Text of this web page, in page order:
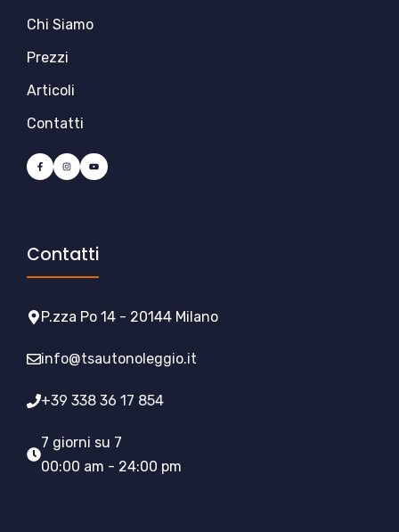
Chi Siamo
Prezzi
Articoli
Contatti
Contatti
P.zza Po 14 - 20144 Milano
info@tsautonoleggio.it
+39 338 36 17 854
7 giorni su 7
00:00 am - 24:00 pm